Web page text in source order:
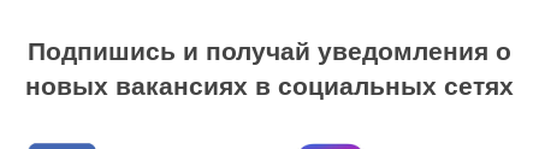
Подпишись и получай уведомления о
новых вакансиях в социальных сетях